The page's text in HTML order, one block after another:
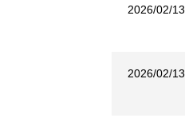
2026/02/13
2026/02/13